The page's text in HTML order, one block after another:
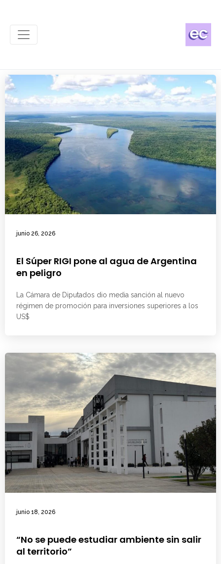
junio 26, 2026
El Súper RIGI pone al agua de Argentina
en peligro
La Cámara de Diputados dio media sanción al nuevo
régimen de promoción para inversiones superiores a los
US$
junio 18, 2026
“No se puede estudiar ambiente sin salir
al territorio”